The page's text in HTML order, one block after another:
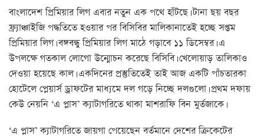
বাংলাদেশ প্রিমিয়ার লিগ এবার নতুন এক পথে হাঁটছে। টানা ছয় বছর
ফ্র্যাঞ্চাইজি পদ্ধতিতে হওয়ার পর বিসিবির মালিকানাতেই হচ্ছে সপ্তম
প্রিমিয়ার লিগ। বঙ্গবন্ধু প্রিমিয়ার লিগ মাঠে গড়াবে ১১ ডিসেম্বর। এ
উপলক্ষে গতকাল লোগো উন্মোচন করেছে বিসিবি। খেলোয়াড় তালিকাও
দেওয়া হয়েছে কাল। একদিনের প্রস্তুতিতেই তাই আজ একটি পাঁচতারকা
হোটেলে প্লেয়ার্স ড্রাফটের মাধ্যমে দল গড়ে নিচ্ছে দলগুলো। প্রথম দফায়
কেউ নেয়নি ‘এ প্লাস’ ক্যাটাগরিতে থাকা মাশরাফি বিন মুর্তজাকে।
‘এ প্লাস’ ক্যাটাগরিতে জায়গা পেয়েছেন বর্তমানে দেশের ক্রিকেটের